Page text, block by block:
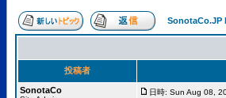
SonotaCo.JP
投稿者
SonotaCo 日時: Sun Aug 08,